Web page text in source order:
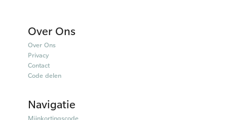
Over Ons
Over Ons
Privacy
Contact
Code delen
Navigatie
Mijnkortingscode